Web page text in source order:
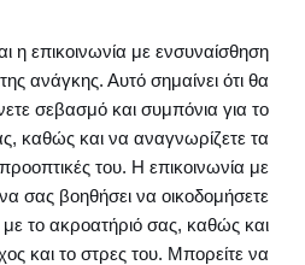
η επικοινωνία με ενσυναίσθηση
ανάγκης. Αυτό σημαίνει ότι θα
σεβασμό και συμπόνια για το
καθώς και να αναγνωρίζετε τα
του. Η επικοινωνία με
σας βοηθήσει να οικοδομήσετε
το ακροατήριό σας, καθώς και
και το στρες του. Μπορείτε να